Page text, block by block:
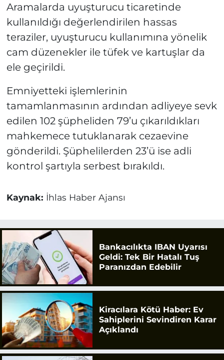
Aramalarda uyuşturucu ticaretinde
kullanıldığı değerlendirilen hassas
teraziler, uyuşturucu kullanımına yönelik
cam düzenekler ile tüfek ve kartuşlar da
ele geçirildi.
Emniyetteki işlemlerinin
tamamlanmasının ardından adliyeye sevk
edilen 102 şüpheliden 79’u çıkarıldıkları
mahkemece tutuklanarak cezaevine
gönderildi. Şüphelilerden 23’ü ise adli
kontrol şartıyla serbest bırakıldı.
Kaynak: İhlas Haber Ajansı
Bankacılıkta IBAN Uyarısı
Geldi: Tek Bir Hatalı Tuş
Paranızdan Edebilir
Kiracılara Kötü Haber: Ev
Sahiplerini Sevindiren Karar
Açıklandı